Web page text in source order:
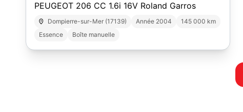
PEUGEOT 206 CC 1.6i 16V Roland Garros
Dompierre-sur-Mer (17139) Année 2004
145 000 km
Essence
Boîte manuelle